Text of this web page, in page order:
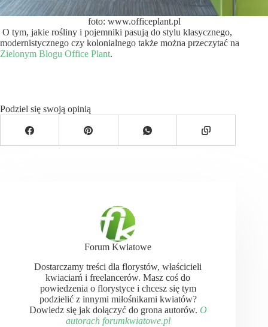
foto: www.officeplant.pl
O tym, jakie rośliny i pojemniki pasują do stylu klasycznego,
modernistycznego czy kolonialnego także można przeczytać na
Zielonym Blogu Office Plant.
Podziel się swoją opinią
Forum Kwiatowe
Dostarczamy treści dla florystów, właścicieli
kwiaciarń i freelancerów. Masz coś do
powiedzenia o florystyce i chcesz się tym
podzielić z innymi miłośnikami kwiatów?
Dowiedz się jak dołączyć do grona autorów. O
autorach forumkwiatowe.pl